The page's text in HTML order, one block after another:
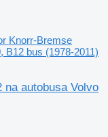
Knorr-Bremse
B12 bus (1978-2011)
na autobusa Volvo